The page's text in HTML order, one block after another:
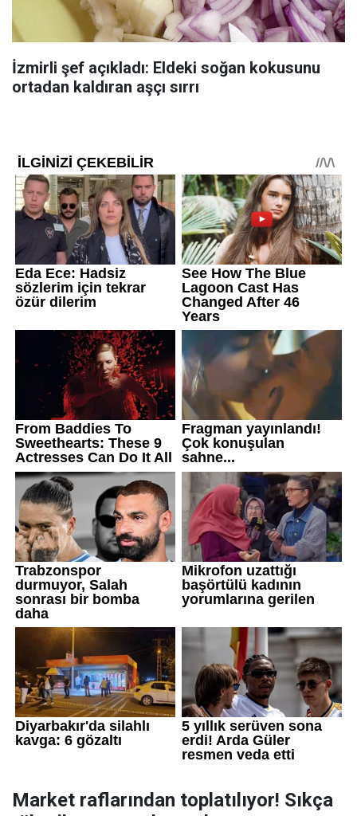
İzmirli şef açıkladı: Eldeki soğan kokusunu
ortadan kaldıran aşçı sırrı
Market raflarından toplatılıyor! Sıkça